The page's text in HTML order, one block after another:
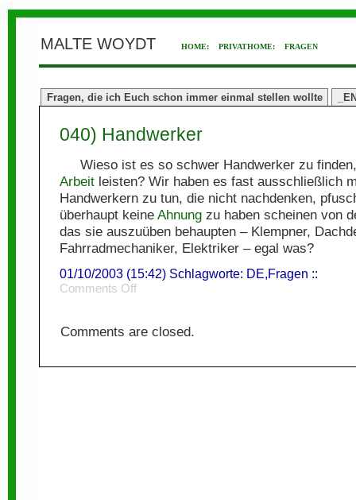
MALTE WOYDT HOME: PRIVATHOME: FRAGEN
Fragen, die ich Euch schon immer einmal stellen wollte
040) Handwerker
Wieso ist es so schwer Handwerker zu
Arbeit leisten? Wir haben es fast ausschließlich
Handwerkern zu tun, die nicht nachdenken,
überhaupt keine Ahnung zu haben scheinen von
das sie auszuüben behaupten – Klempner,
Fahrradmechaniker, Elektriker – egal was?
01/10/2003 (15:42) Schlagworte: DE,Fragen ::
Comments Offon
Comments are closed.